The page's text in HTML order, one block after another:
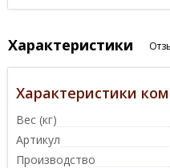
Характеристики
Характеристики
Вес (кг)
Артикул
Производство